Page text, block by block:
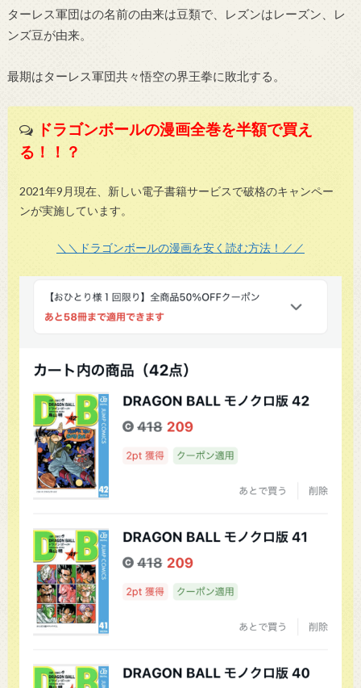
ターレス軍団はの名前の由来は豆類で、レズンはレーズン、レ
ンズ豆が由来。
最期はターレス軍団共々悟空の界王拳に敗北する。
ドラゴンボールの漫画全巻を半額で買え
る！！？
2021年9月現在、新しい電子書籍サービスで破格のキャンペー
ンが実施しています。
＼＼ドラゴンボールの漫画を安く読む方法！／／